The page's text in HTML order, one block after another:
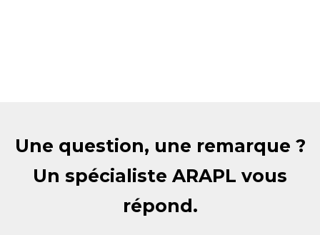
Une question, une remarque ?
Un spécialiste ARAPL vous
répond.